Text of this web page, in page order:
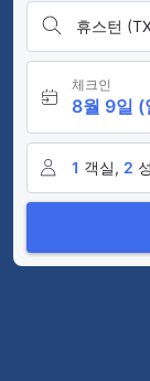
휴스턴
체크인
8월 9일 (
1 객실, 2